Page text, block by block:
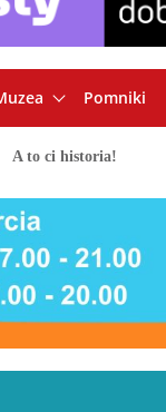
Pomniki
A to ci historia!